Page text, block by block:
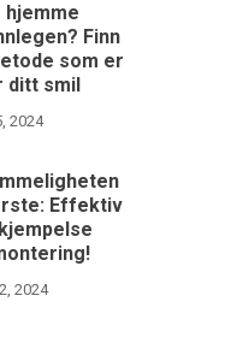
hjemme
Finn
som er
ditt smil
2024
Effektiv
2024